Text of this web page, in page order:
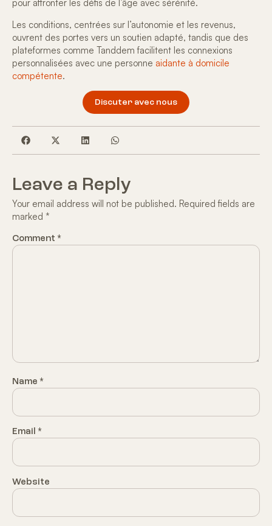
pour affronter les défis de l’âge avec sérénité.
Les conditions, centrées sur l’autonomie et les revenus,
ouvrent des portes vers un soutien adapté, tandis que des
plateformes comme Tanddem facilitent les connexions
personnalisées avec une personne aidante à domicile
compétente.
Discuter avec nous
Leave a Reply
Your email address will not be published. Required fields are
marked *
Comment *
Name *
Email *
Website